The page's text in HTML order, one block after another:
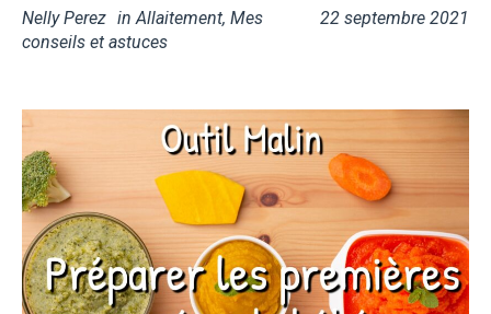
22 septembre 2021
Nelly Perez inAllaitement, Mes
conseils et astuces